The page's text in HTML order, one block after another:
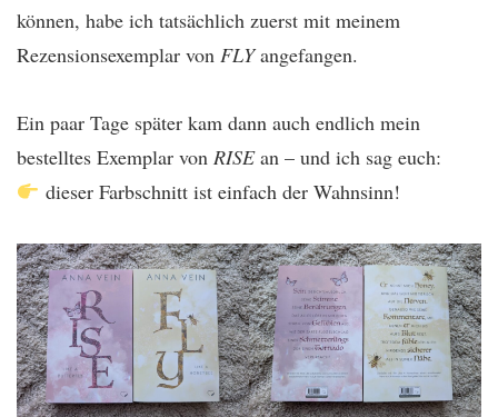
können, habe ich tatsächlich zuerst mit meinem
Rezensionsexemplar von FLYangefangen.
Ein paar Tage später kam dann auch endlich mein
bestelltes Exemplar von RISEan – und ich sag euch:
dieser Farbschnitt ist einfach der Wahnsinn!